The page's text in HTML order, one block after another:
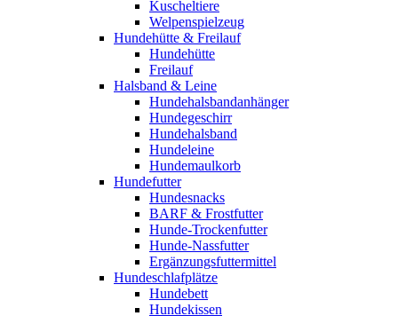
Kuscheltiere
Welpenspielzeug
Hundehütte & Freilauf
Hundehütte
Freilauf
Halsband & Leine
Hundehalsbandanhänger
Hundegeschirr
Hundehalsband
Hundeleine
Hundemaulkorb
Hundefutter
Hundesnacks
BARF & Frostfutter
Hunde-Trockenfutter
Hunde-Nassfutter
Ergänzungsfuttermittel
Hundeschlafplätze
Hundebett
Hundekissen